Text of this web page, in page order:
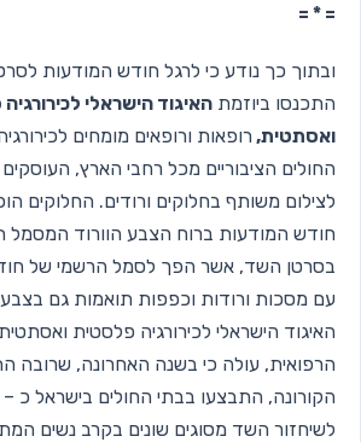
= * =
התכנסו ביוזמת האיגוד הישראלי
ואסתטית, רופאות ורופאים מומחים
החולים הציבוריים מכל רחבי הארץ,
לצילום משותף בחלוקים ורודים. החלוקים
חודש המודעות ברוח הצבע הוורוד
בסרטן השד, אשר הפך לסמל הרשמי של
עם מסכות ורודות וכפפות תואמות גם בצבע
האיגוד הישראלי לכירורגיה פלסטית
הרפואית, עולה כי בשנה האחרונה, שרובה
לשיחזור השד מסוגים שונים בקרב נשים